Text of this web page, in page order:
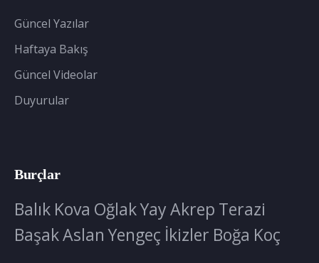
Güncel Yazılar
Haftaya Bakış
Güncel Videolar
Duyurular
Burçlar
Balık Kova OğlakYayAkrep Terazi
BaşakAslan Yengeç İkizler Boğa Koç